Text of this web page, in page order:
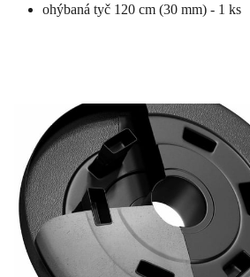
ohýbaná tyč 120 cm (30 mm) - 1 ks